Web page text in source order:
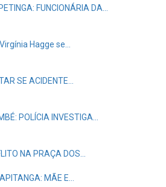
FUNCIONÁRIA DA…
Hagge se…
SE ACIDENTE…
POLÍCIA INVESTIGA…
NA PRAÇA DOS…
MÃE E…